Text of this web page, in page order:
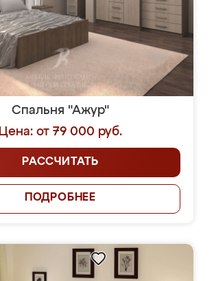
Спальня "Ажур"
Цена: от 79 000 руб.
РАССЧИТАТЬ
ПОДРОБНЕЕ